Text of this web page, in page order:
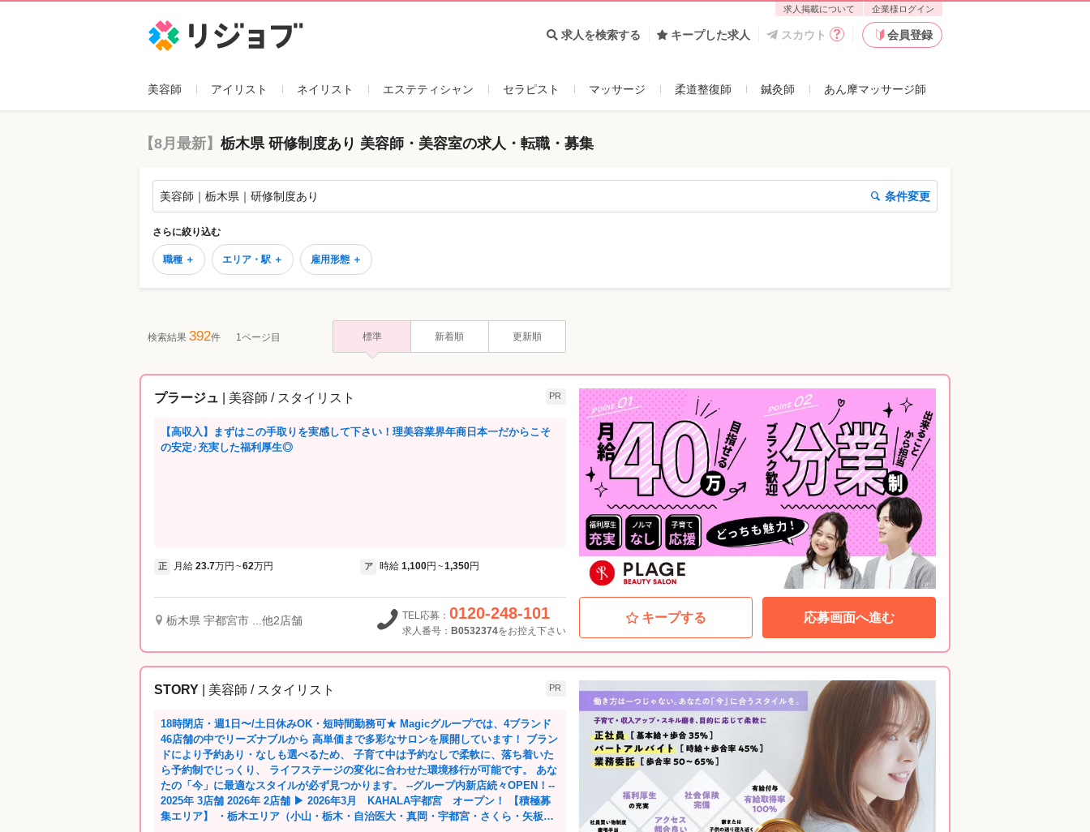
求人掲載について 企業様ログイン
求人を検索する キープした求人 スカウト 会員登録
美容師 アイリスト ネイリスト エステティシャン セラピスト マッサージ 柔道整復師 鍼灸師 あん摩マッサージ師
【8月最新】 栃木県 研修制度あり 美容師・美容室の求人・転職・募集
美容師｜栃木県｜研修制度あり 条件変更
さらに絞り込む
職種 ＋ エリア・駅 ＋ 雇用形態 ＋
検索結果 392件 1ページ目 標準 新着順 更新順
プラージュ | 美容師 / スタイリスト PR
【高収入】まずはこの手取りを実感して下さい！理美容業界年商日本一だからこそ
の安定♪充実した福利厚生◎
正 月給 23.7万円 ~62万円 ア 時給 1,100円 ~1,350円
栃木県 宇都宮市 ...他2店舗 TEL応募： 0120-248-101
求人番号： B0532374をお控え下さい
キープする 応募画面へ進む
STORY | 美容師 / スタイリスト PR
18時閉店・週1日〜/土日休みOK・短時間勤務可★ Magicグループでは、4ブランド
46店舗の中でリーズナブルから 高単価まで多彩なサロンを展開しています！ ブラン
ドにより予約あり・なしも選べるため、 子育て中は予約なしで柔軟に、落ち着いた
ら予約制でじっくり、 ライフステージの変化に合わせた環境移行が可能です。 あな
たの「今」に最適なスタイルが必ず見つかります。 --グループ内新店続々OPEN！--
2025年 3店舗 2026年 2店舗 ▶︎ 2026年3月 KAHALA宇都宮 オープン！ 【積極募
集エリア】 ・栃木エリア（小山・栃木・自治医大・真岡・宇都宮・さくら・矢板・